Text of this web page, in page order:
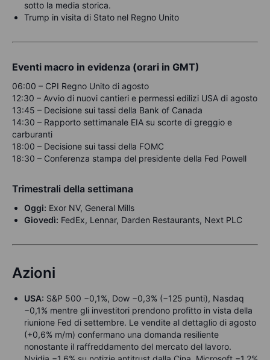
sotto la media storica.
Trump in visita di Stato nel Regno Unito
Eventi macro in evidenza (orari in GMT)
06:00 – CPI Regno Unito di agosto
12:30 – Avvio di nuovi cantieri e permessi edilizi USA di agosto
13:45 – Decisione sui tassi della Bank of Canada
14:30 – Rapporto settimanale EIA su scorte di greggio e
carburanti
18:00 – Decisione sui tassi della FOMC
18:30 – Conferenza stampa del presidente della Fed Powell
Trimestrali della settimana
Oggi: Exor NV, General Mills
Giovedì: FedEx, Lennar, Darden Restaurants, Next PLC
Azioni
USA: S&P 500 −0,1%, Dow −0,3% (−125 punti), Nasdaq
−0,1% mentre gli investitori prendono profitto in vista della
riunione Fed di settembre. Le vendite al dettaglio di agosto
(+0,6% m/m) confermano una domanda resiliente
nonostante il raffreddamento del mercato del lavoro.